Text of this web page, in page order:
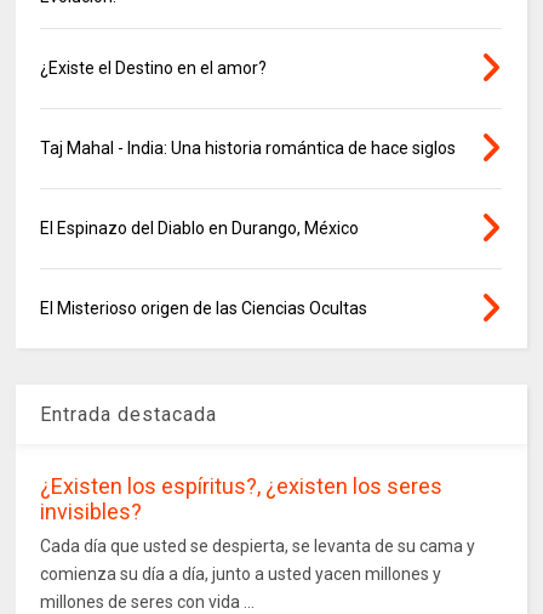
¿Existe el Destino en el amor?
Taj Mahal - India: Una historia romántica de hace siglos
El Espinazo del Diablo en Durango, México
El Misterioso origen de las Ciencias Ocultas
Entrada destacada
¿Existen los espíritus?, ¿existen los seres
invisibles?
Cada día que usted se despierta, se levanta de su cama y
comienza su día a día, junto a usted yacen millones y
millones de seres con vida ...